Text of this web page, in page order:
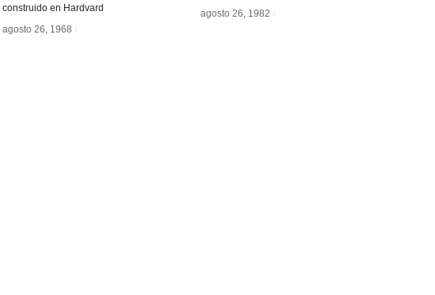
agosto 26, 1982 /
agosto 26, 1982 /
construido en Hardvard
agosto 26, 1968 /
agosto 26, 1968 /